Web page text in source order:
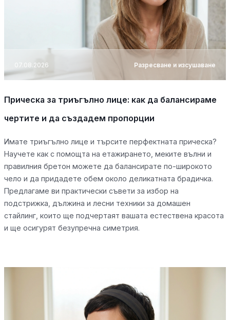
07.08.2026 Разресване и изсушаване
Прическа за триъгълно лице: как да балансираме
чертите и да създадем пропорции
Имате триъгълно лице и търсите перфектната прическа?
Научете как с помощта на етажирането, меките вълни и
правилния бретон можете да балансирате по-широкото
чело и да придадете обем около деликатната брадичка.
Предлагаме ви практически съвети за избор на
подстрижка, дължина и лесни техники за домашен
стайлинг, които ще подчертаят вашата естествена красота
и ще осигурят безупречна симетрия.